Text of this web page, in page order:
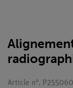
Article n°.